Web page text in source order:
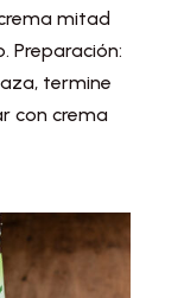
mitad
Preparación:
termine
con crema